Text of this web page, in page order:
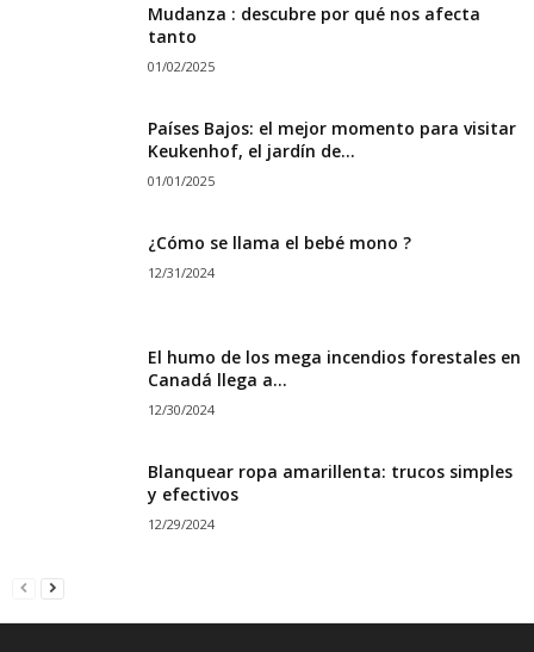
Mudanza : descubre por qué nos afecta
tanto
01/02/2025
Países Bajos: el mejor momento para visitar
Keukenhof, el jardín de...
01/01/2025
¿Cómo se llama el bebé mono ?
12/31/2024
El humo de los mega incendios forestales en
Canadá llega a...
12/30/2024
Blanquear ropa amarillenta: trucos simples
y efectivos
12/29/2024